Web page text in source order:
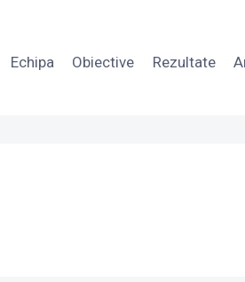
Echipa Obiective Rezultate